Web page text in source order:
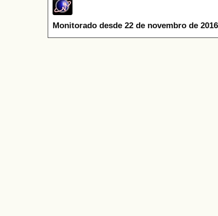
Monitorado desde 22 de novembro de